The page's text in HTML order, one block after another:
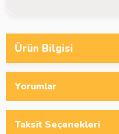
Ürün Bilgisi
Yorumlar
Taksit Seçenekleri